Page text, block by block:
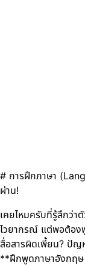
# การฝึกภาษา
ผ่าน!
เคยไหมครับที่รู้สึกว่า
ไวยากรณ์ แต่พอต้อง
สื่อสารผิดเพี้ยน? ปัญ
**ฝึกพูดภาษาอังกฤษ